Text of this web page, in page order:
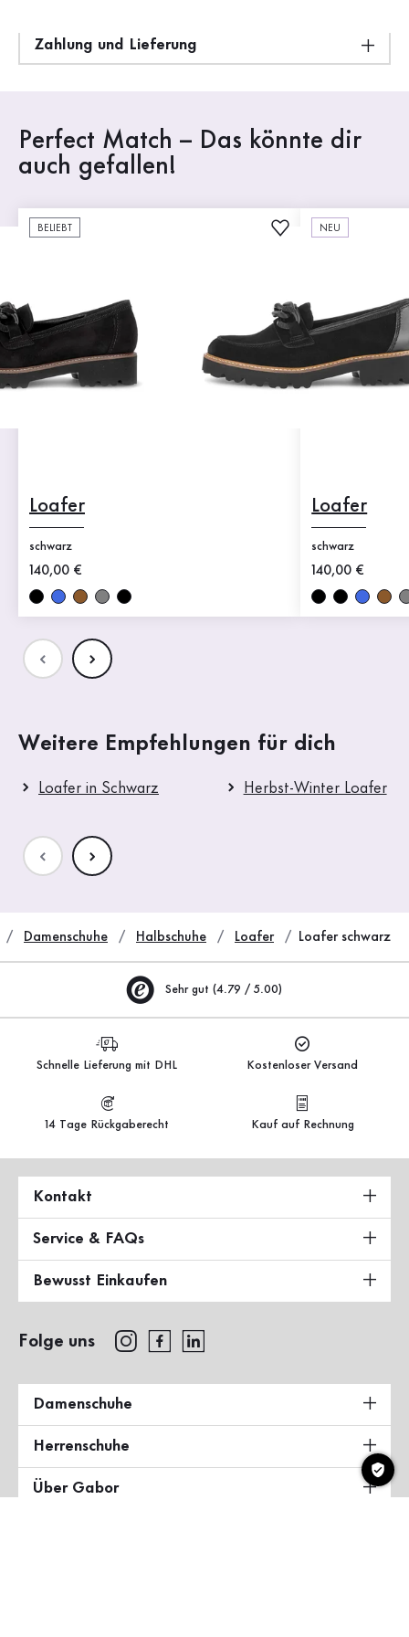
Zahlung und Lieferung
Perfect Match – Das könnte dir
auch gefallen!
BELIEBT
Loafer
schwarz
Neuer Preis
140,00 €
NEU
Loafer
schwarz
Neuer Preis
140,00 €
Weitere Empfehlungen für dich
Loafer in Schwarz Herbst-Winter Loafer
Damenschuhe Halbschuhe Loafer Loafer schwarz
Sehr gut (4.79 / 5.00)
Schnelle Lieferung mit DHL Kostenloser Versand
14 Tage Rückgaberecht Kauf auf Rechnung
Kontakt
Service & FAQs
Bewusst Einkaufen
Folge uns
Damenschuhe
Herrenschuhe
Über Gabor